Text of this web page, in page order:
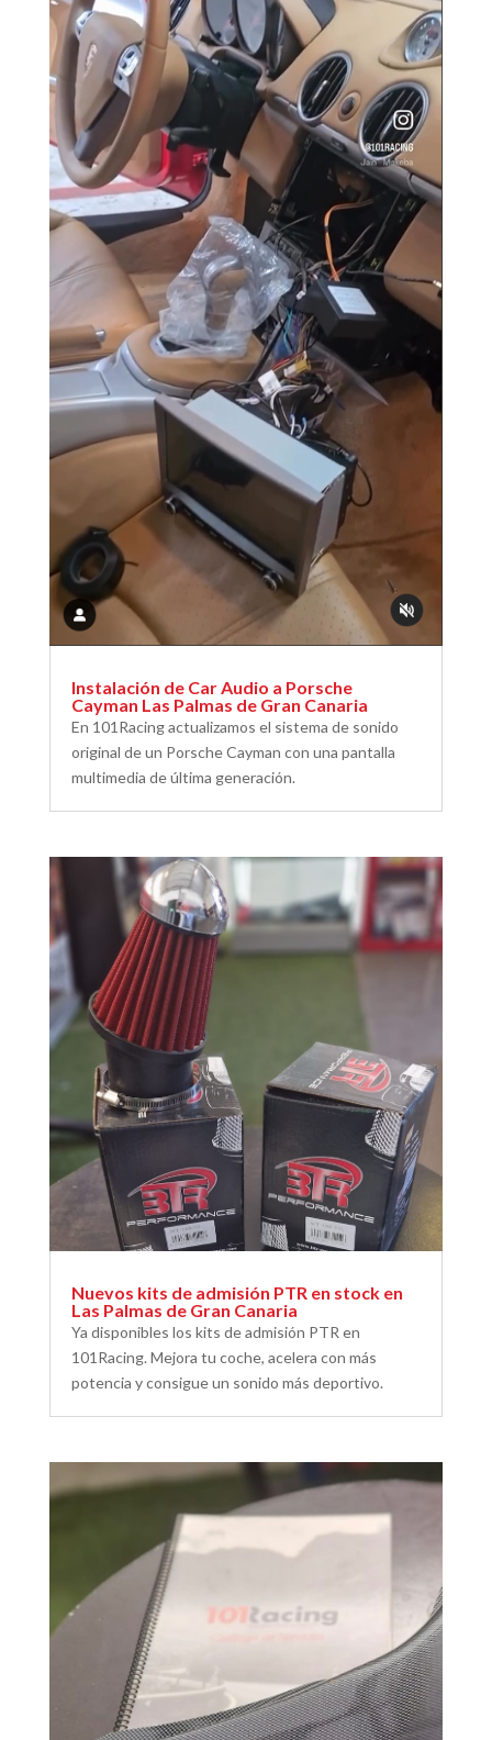
Instalación de Car Audio a Porsche
Cayman Las Palmas de Gran Canaria
En 101Racing actualizamos el sistema de sonido
original de un Porsche Cayman con una pantalla
multimedia de última generación.
Nuevos kits de admisión PTR en stock en
Las Palmas de Gran Canaria
Ya disponibles los kits de admisión PTR en
101Racing. Mejora tu coche, acelera con más
potencia y consigue un sonido más deportivo.